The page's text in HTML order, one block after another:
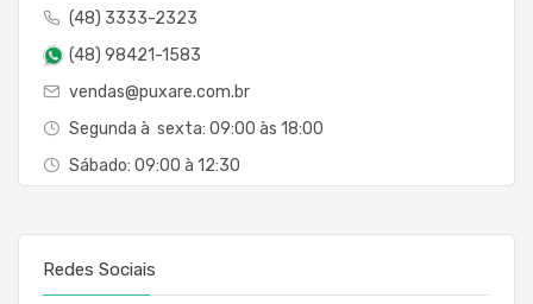
(48) 3333-2323
(48) 98421-1583
vendas@puxare.com.br
Segunda à sexta: 09:00 às 18:00
Sábado: 09:00 à 12:30
Redes Sociais